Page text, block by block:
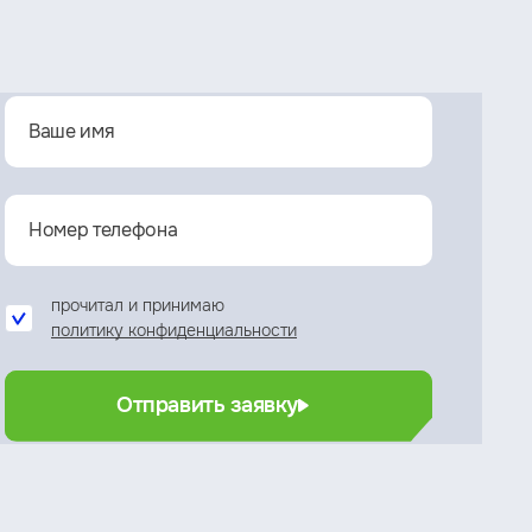
прочитал и принимаю
политику конфиденциальности
Отправить заявку